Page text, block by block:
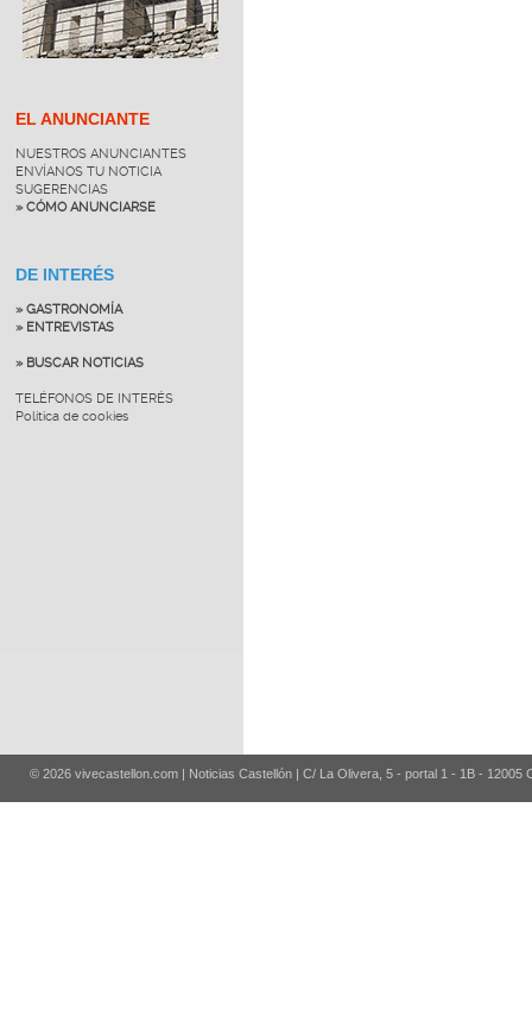
EL ANUNCIANTE
NUESTROS ANUNCIANTES
ENVÍANOS TU NOTICIA
SUGERENCIAS
» CÓMO ANUNCIARSE
DE INTERÉS
» GASTRONOMÍA
» ENTREVISTAS
» BUSCAR NOTICIAS
TELÉFONOS DE INTERÉS
Política de cookies
© 2026 vivecastellon.com | Noticias Castellón | C/ La Olivera, 5 - portal 1 - 1B - 12005